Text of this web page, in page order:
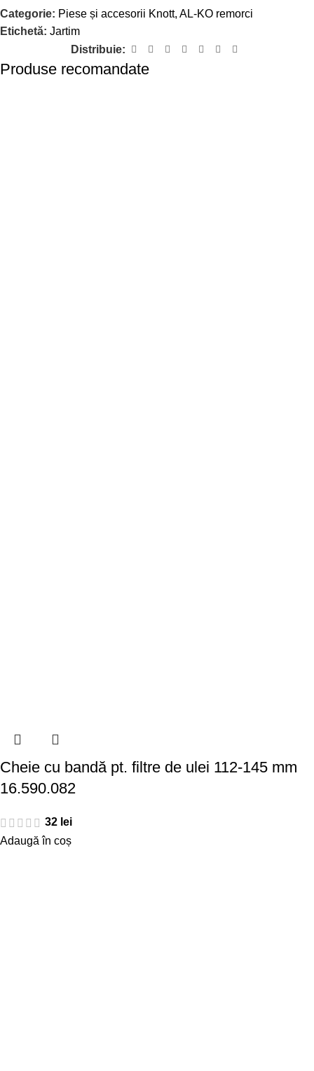
Categorie: Piese și accesorii Knott, AL-KO remorci
Etichetă: Jartim
Distribuie:
Produse recomandate
Cheie cu bandă pt. filtre de ulei 112-145 mm
16.590.082
32 lei
Adaugă în coș